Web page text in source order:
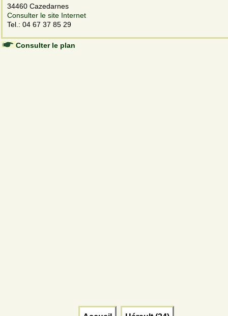
34460 Cazedarnes
Consulter le site Internet
Tel.: 04 67 37 85 29
Consulter le plan